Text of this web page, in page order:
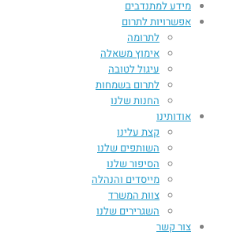
מידע למתנדבים
אפשרויות לתרום
לתרומה
אימוץ משאלה
עיגול לטובה
לתרום בשמחות
החנות שלנו
אודותינו
קצת עלינו
השותפים שלנו
הסיפור שלנו
מייסדים והנהלה
צוות המשרד
השגרירים שלנו
צור קשר